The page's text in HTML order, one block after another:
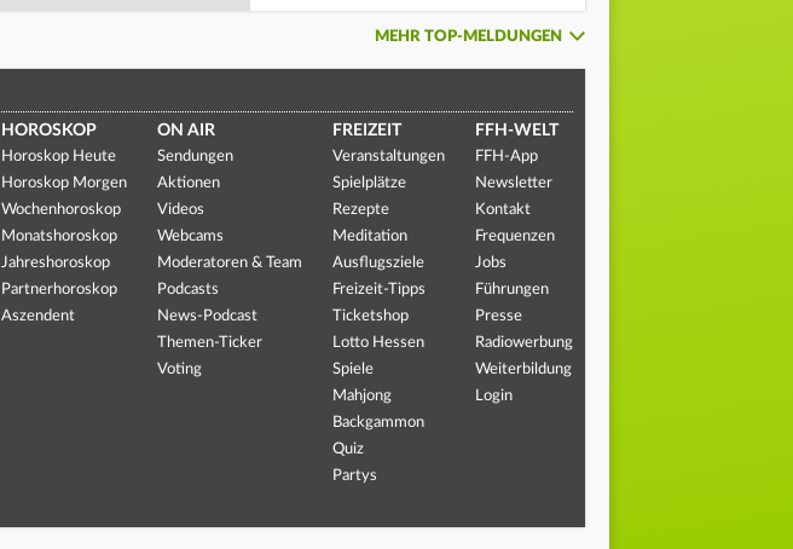
MEHR TOP-MELDUNGEN
HOROSKOP
Horoskop Heute
Horoskop Morgen
Wochenhoroskop
Monatshoroskop
Jahreshoroskop
Partnerhoroskop
Aszendent
ON AIR
Sendungen
Aktionen
Videos
Webcams
Moderatoren & Team
Podcasts
News-Podcast
Themen-Ticker
Voting
FREIZEIT
Veranstaltungen
Spielplätze
Rezepte
Meditation
Ausflugsziele
Freizeit-Tipps
Ticketshop
Lotto Hessen
Spiele
Mahjong
Backgammon
Quiz
Partys
FFH-WELT
FFH-App
Newsletter
Kontakt
Frequenzen
Jobs
Führungen
Presse
Radiowerbung
Weiterbildung
Login